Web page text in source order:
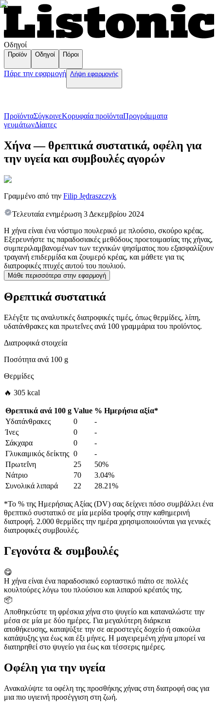
Οδηγοί
Προϊόν Οδηγοί Πόροι
Πάρε την εφαρμογή Λήψη εφαρμογής
ΠροϊόνταΣύγκρινεΚορυφαία προϊόνταПρογράμματα
γευμάτωνΔίαιτες
Χήνα — θρεπτικά συστατικά, οφέλη για
την υγεία και συμβουλές αγορών
Γραμμένο από την Filip Jędraszczyk
Τελευταία ενημέρωση 3 Δεκεμβρίου 2024
Η χήνα είναι ένα νόστιμο πουλερικό με πλούσιο, σκούρο κρέας.
Εξερευνήστε τις παραδοσιακές μεθόδους προετοιμασίας της χήνας,
συμπεριλαμβανομένων των τεχνικών ψησίματος που εξασφαλίζουν
τραγανή επιδερμίδα και ζουμερό κρέας, και μάθετε για τις
διατροφικές πτυχές αυτού του πουλιού.
Μάθε περισσότερα στην εφαρμογή
Θρεπτικά συστατικά
Ελέγξτε τις αναλυτικές διατροφικές τιμές, όπως θερμίδες, λίπη,
υδατάνθρακες και πρωτεΐνες ανά 100 γραμμάρια του προϊόντος.
Διατροφικά στοιχεία
Ποσότητα ανά 100 g
Θερμίδες
🔥 305 kcal
Θρεπτικά ανά 100 g Value % Ημερήσια αξία*
Υδατάνθρακες
0
-
Ίνες
0
-
Σάκχαρα
0
-
Γλυκαιμικός δείκτης 0
-
Πρωτεΐνη
25
50%
Νάτριο
70
3.04%
Συνολικά λιπαρά
22 28.21%
*Το % της Ημερήσιας Αξίας (DV) σας δείχνει πόσο συμβάλλει ένα
θρεπτικό συστατικό σε μία μερίδα τροφής στην καθημερινή
διατροφή. 2.000 θερμίδες την ημέρα χρησιμοποιούνται για γενικές
διατροφικές συμβουλές.
Γεγονότα & συμβουλές
😋
Η χήνα είναι ένα παραδοσιακό εορταστικό πιάτο σε πολλές
κουλτούρες λόγω του πλούσιου και λιπαρού κρέατός της.
📦
Αποθηκεύστε τη φρέσκια χήνα στο ψυγείο και καταναλώστε την
μέσα σε μία με δύο ημέρες. Για μεγαλύτερη διάρκεια
αποθήκευσης, καταψύξτε την σε αεροστεγές δοχείο ή σακούλα
κατάψυξης για έως και έξι μήνες. Η μαγειρεμένη χήνα μπορεί να
διατηρηθεί στο ψυγείο για έως και τέσσερις ημέρες.
Οφέλη για την υγεία
Ανακαλύψτε τα οφέλη της προσθήκης χήνας στη διατροφή σας για
μια πιο υγιεινή προσέγγιση στη ζωή.